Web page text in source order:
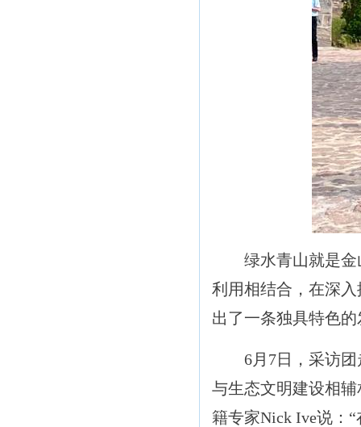
绿水青山就是金山
利用相结合，在深
出了一条独具特色
6月7日，采访团走
与生态文明建设相
籍专家Nick Ive说：